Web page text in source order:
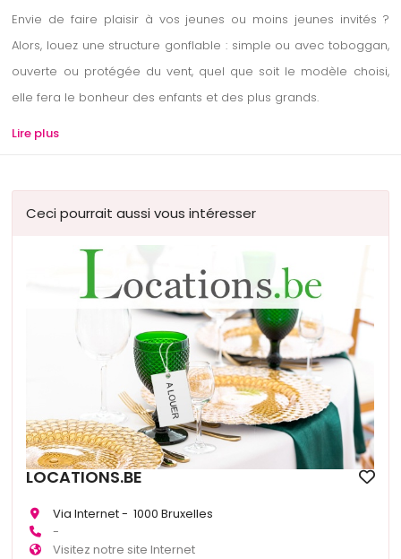
Envie de faire plaisir à vos jeunes ou moins jeunes invités ?
Alors, louez une structure gonflable : simple ou avec toboggan,
ouverte ou protégée du vent, quel que soit le modèle choisi,
elle fera le bonheur des enfants et des plus grands.
Lire plus
Ceci pourrait aussi vous intéresser
LOCATIONS.BE
Via Internet - 1000 Bruxelles
-
Visitez notre site Internet